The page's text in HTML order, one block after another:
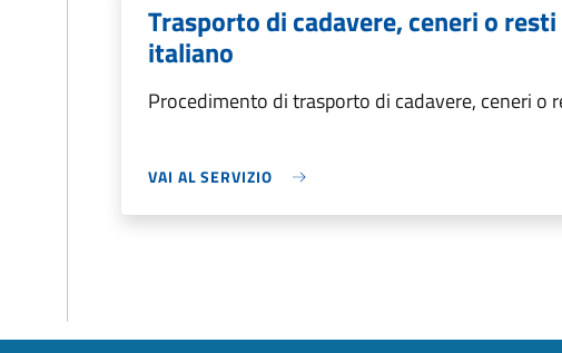
Trasporto di cadavere, ceneri o
italiano
Procedimento di trasporto di cadavere, ceneri
VAI AL SERVIZIO